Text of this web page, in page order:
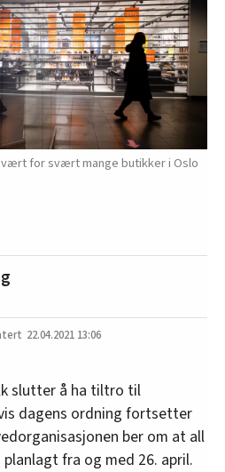
vært for svært mange butikker i Oslo
22.04.2021 13:06
slutter å ha tiltro til
dagens ordning fortsetter
ber om at all
fra og med 26. april.